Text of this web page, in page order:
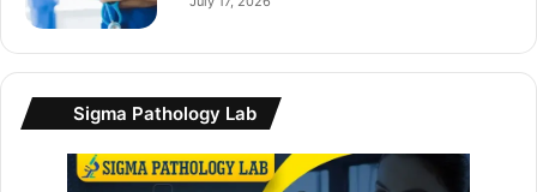
Sigma Pathology Lab